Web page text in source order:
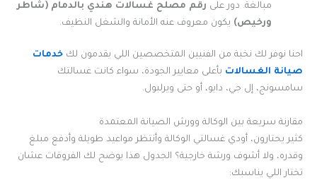
مبالغة. دور على رقم مصلح غسالات هندي بالدمام (شاطر
ورخيص) يكون معروف عنه الأمانة والشغل النظيف.
احنا نوفر لك نخبة من الفنيين المتخصصين اللي يقدمون لك خدمات
صيانة الغسالات بأعلى معايير الجودة، سواء كانت غسالتك
سامسونج، إل جي، دايو، أو حتى ويرلبول.
مقارنة سريعة بين الوكالة وورش الصيانة المعتمدة
كثير يحتارون، أودي غسالتي الوكالة وأنتظر مواعيد طويلة وأدفع مبلغ
وقدره، ولا أشوف ورشة خارجية؟ الجدول هذا يوضح لك الفروقات عشان
تختار اللي يناسبك: